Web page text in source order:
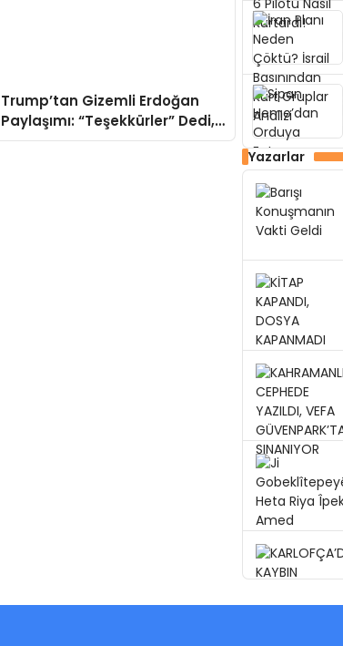
Trump’tan Gizemli Erdoğan
Paylaşımı: “Teşekkürler” Dedi,
Kısa Süre Sonra Sildi
Yazarlar